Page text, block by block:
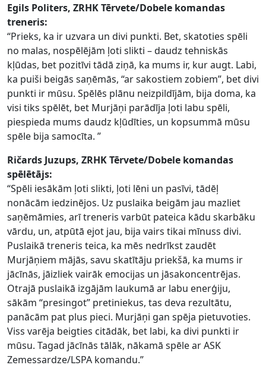
Egils Politers, ZRHK Tērvete/Dobele komandas
treneris:
“Prieks, ka ir uzvara un divi punkti. Bet, skatoties spēli
no malas, nospēlējām ļoti slikti – daudz tehniskās
kļūdas, bet pozitīvi tādā ziņā, ka mums ir, kur augt. Labi,
ka puiši beigās saņēmās, “ar sakostiem zobiem”, bet divi
punkti ir mūsu. Spēlēs plānu neizpildījām, bija doma, ka
visi tiks spēlēt, bet Murjāņi parādīja ļoti labu spēli,
piespieda mums daudz kļūdīties, un kopsummā mūsu
spēle bija samocīta. ”
Ričards Juzups, ZRHK Tērvete/Dobele komandas
spēlētājs:
“Spēli iesākām ļoti slikti, ļoti lēni un pasīvi, tādēļ
nonācām iedzinējos. Uz puslaika beigām jau mazliet
saņēmāmies, arī treneris varbūt pateica kādu skarbāku
vārdu, un, atpūtā ejot jau, bija vairs tikai mīnuss divi.
Puslaikā treneris teica, ka mēs nedrīkst zaudēt
Murjāņiem mājās, savu skatītāju priekšā, ka mums ir
jācīnās, jāizliek vairāk emocijas un jāsakoncentrējas.
Otrajā puslaikā izgājām laukumā ar labu enerģiju,
sākām “presingot” pretiniekus, tas deva rezultātu,
panācām pat plus pieci. Murjāņi gan spēja pietuvoties.
Viss varēja beigties citādāk, bet labi, ka divi punkti ir
mūsu. Tagad jācīnās tālāk, nākamā spēle ar ASK
Zemessardze/LSPA komandu.”